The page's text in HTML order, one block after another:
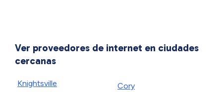
Ver proveedores de internet en ciudades
cercanas
Knightsville Cory